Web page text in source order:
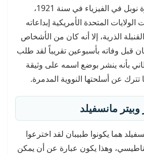
حصل عليه على جائزة نوبل في الفيزياء في سنة 1921،
المتحدة الأمريكية إبداعاته
الذرية، إلا أنه كان من الأشخاص
قبل وفاته بأسبوعين تقريباً لقد طلب
بأنه ينشر بوضع اسمه على وثيقة
عن أسلحتها النووية المدمرة.
هما يكونوا طبيبان لقد اخترعوا
وهذا يكون عبارة عن أن يمكن